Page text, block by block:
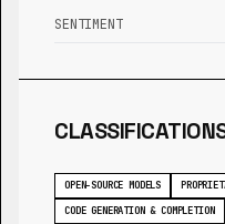
SENTIMENT
OPEN-SOURCE MODELS
CODE GENERATION & COMPLETION